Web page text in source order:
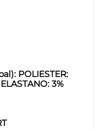
POLIESTER:
3%